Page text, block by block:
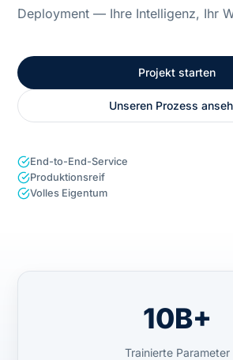
Deployment — Ihre Intelligenz, Ihr
Projekt starten
Unseren Prozess
End-to-End-Service
Produktionsreif
Volles Eigentum
10B+
Trainierte Parameter